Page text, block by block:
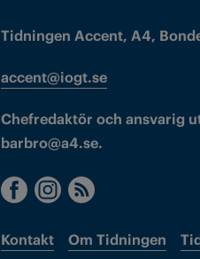
Tidningen Accent, A4,
accent@iogt.se
Chefredaktör och ansvarig
barbro@a4.se.
Kontakt Om Tidningen